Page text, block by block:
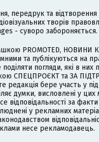
передрук та
творів
- суворо забороняється.
PROMOTED, НОВИНИ
та публікуються на
погляди, які в них
СПЕЦПРОЄКТ та ЗА
редакція бере участь у
думки, висловлені у цих
відповідальності за факти
у рекламних
несе рекламодавець.